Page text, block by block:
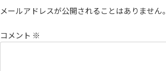
メールアドレスが公開されることはありません。
コメント ※